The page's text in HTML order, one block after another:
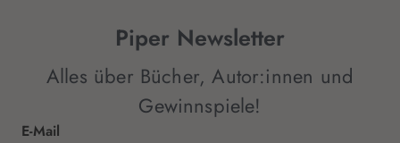
Piper Newsletter
Alles über Bücher, Autor:innen und
Gewinnspiele!
E-Mail